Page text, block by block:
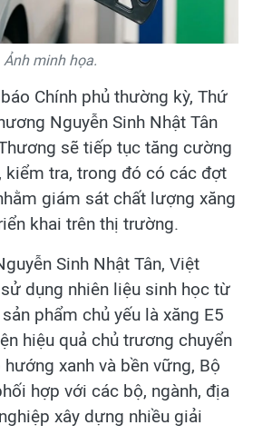
Ảnh minh họa.
Chính phủ thường kỳ, Thứ
Nguyễn Sinh Nhật Tân
sẽ tiếp tục tăng cường
kiểm tra, trong đó có các đợt
giám sát chất lượng xăng
khai trên thị trường.
Sinh Nhật Tân, Việt
dụng nhiên liệu sinh học từ
phẩm chủ yếu là xăng E5
hiệu quả chủ trương chuyển
xanh và bền vững, Bộ
hợp với các bộ, ngành, địa
xây dựng nhiều giải